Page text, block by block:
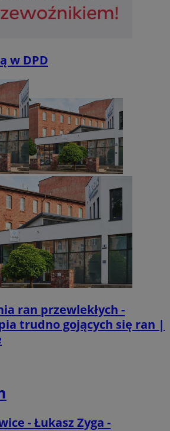
w DPD
ran przewlekłych -
trudno gojących się ran |
- Łukasz Zyga -